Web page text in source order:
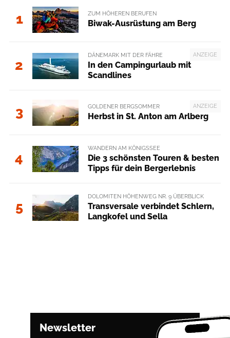
1 ZUM HÖHEREN BERUFEN
Biwak-Ausrüstung am Berg
2
ANZEIGE
DÄNEMARK MIT DER FÄHRE
In den Campingurlaub mit
Scandlines
3 ANZEIGE
GOLDENER BERGSOMMER
Herbst in St. Anton am Arlberg
4
WANDERN AM KÖNIGSSEE
Die 3 schönsten Touren & besten
Tipps für dein Bergerlebnis
5
DOLOMITEN HÖHENWEG NR. 9 ÜBERBLICK
Transversale verbindet Schlern,
Langkofel und Sella
Newsletter